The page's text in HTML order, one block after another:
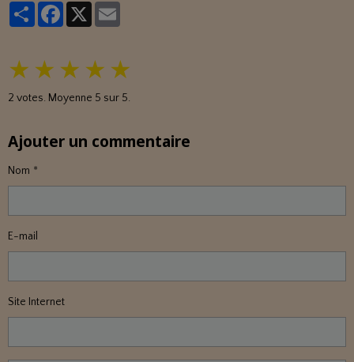
PartagerFacebook
★ ★ ★ ★ ★
2 votes. Moyenne 5 sur 5.
Ajouter un commentaire
Nom
E-mail
Site Internet